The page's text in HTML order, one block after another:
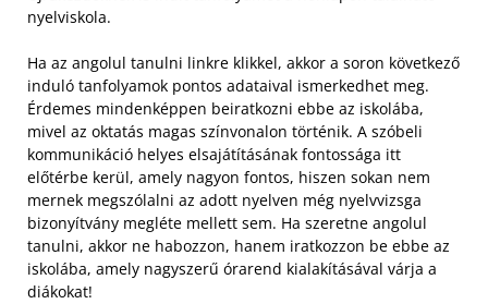
nyelviskola.
Ha az angolul tanulni linkre klikkel, akkor a soron következő
induló tanfolyamok pontos adataival ismerkedhet meg.
Érdemes mindenképpen beiratkozni ebbe az iskolába,
mivel az oktatás magas színvonalon történik. A szóbeli
kommunikáció helyes elsajátításának fontossága itt
előtérbe kerül, amely nagyon fontos, hiszen sokan nem
mernek megszólalni az adott nyelven még nyelvvizsga
bizonyítvány megléte mellett sem. Ha szeretne angolul
tanulni, akkor ne habozzon, hanem iratkozzon be ebbe az
iskolába, amely nagyszerű órarend kialakításával várja a
diákokat!